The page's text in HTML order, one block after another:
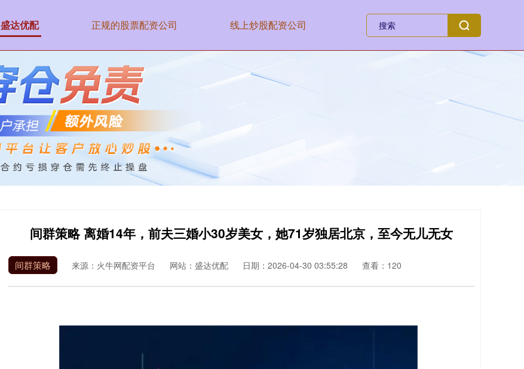
盛达优配 正规的股票配资公司 线上炒股配资公司
间群策略 离婚14年，前夫三婚小30岁美女，她71岁独居北京，至今无儿无女
间群策略 来源：火牛网配资平台 网站：盛达优配 日期：2026-04-30 03:55:28 查看：120